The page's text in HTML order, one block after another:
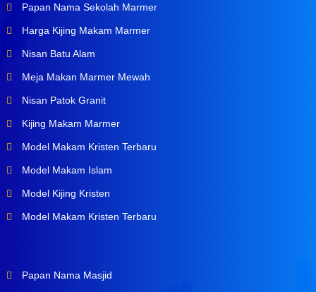
Papan Nama Sekolah Marmer
Harga Kijing Makam Marmer
Nisan Batu Alam
Meja Makan Marmer Mewah
Nisan Patok Granit
Kijing Makam Marmer
Model Makam Kristen Terbaru
Model Makam Islam
Model Kijing Kristen
Model Makam Kristen Terbaru
Papan Nama Masjid